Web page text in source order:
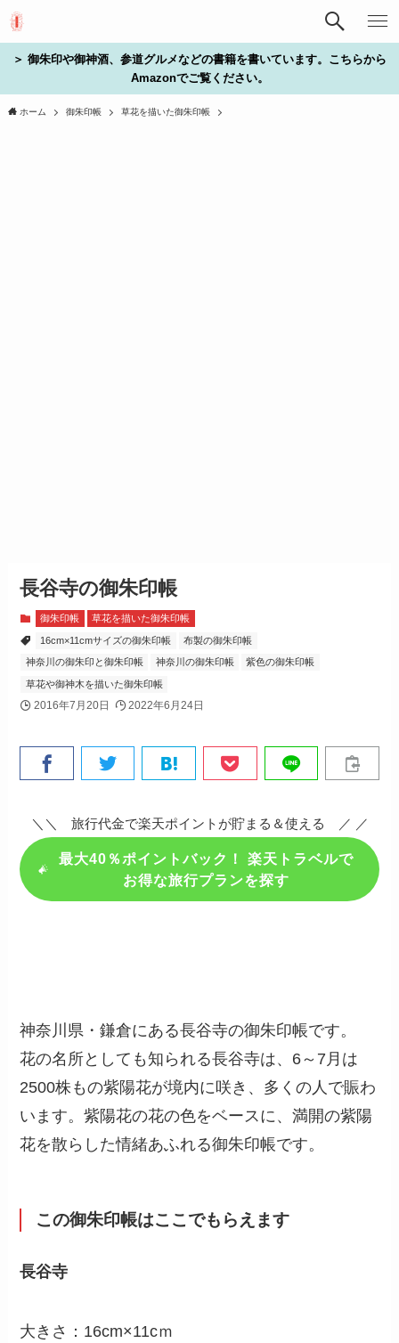
＞ 御朱印や御神酒、参道グルメなどの書籍を書いています。こちらから
Amazonでご覧ください。
ホーム 御朱印帳 草花を描いた御朱印帳
長谷寺の御朱印帳
御朱印帳 草花を描いた御朱印帳
16cm×11cmサイズの御朱印帳 布製の御朱印帳
神奈川の御朱印と御朱印帳 神奈川の御朱印帳 紫色の御朱印帳
草花や御神木を描いた御朱印帳
2016年7月20日 2022年6月24日
＼＼ 旅行代金で楽天ポイントが貯まる＆使える ／ ／
最大40％ポイントバック！ 楽天トラベルで
お得な旅行プランを探す
神奈川県・鎌倉にある長谷寺の御朱印帳です。
花の名所としても知られる長谷寺は、6～7月は
2500株もの紫陽花が境内に咲き、多くの人で賑わ
います。紫陽花の花の色をベースに、満開の紫陽
花を散らした情緒あふれる御朱印帳です。
この御朱印帳はここでもらえます
長谷寺
大きさ：16cm×11cｍ